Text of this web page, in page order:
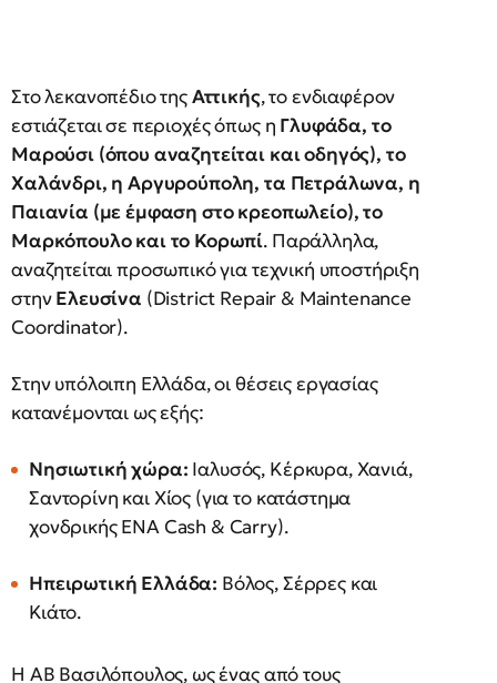
Στο λεκανοπέδιο τηςΑττικής, το ενδιαφέρον
εστιάζεται σε περιοχές όπως η Γλυφάδα, το
Μαρούσι (όπου αναζητείται και οδηγός), το
Χαλάνδρι, η Αργυρούπολη, τα Πετράλωνα, η
Παιανία (με έμφαση στο κρεοπωλείο), το
Μαρκόπουλο και το Κορωπί. Παράλληλα,
αναζητείται προσωπικό για τεχνική υποστήριξη
στηνΕλευσίνα (District Repair & Maintenance
Coordinator).
Στην υπόλοιπη Ελλάδα, οι θέσεις εργασίας
κατανέμονται ως εξής:
Νησιωτική χώρα: Ιαλυσός, Κέρκυρα, Χανιά,
Σαντορίνη και Χίος (για το κατάστημα
χονδρικής ΕΝΑ Cash & Carry).
Ηπειρωτική Ελλάδα: Βόλος, Σέρρες και
Κιάτο.
Η ΑΒ Βασιλόπουλος, ως ένας από τους